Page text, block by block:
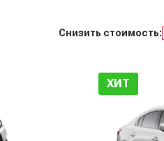
Снизить стоимость:
ХИТ